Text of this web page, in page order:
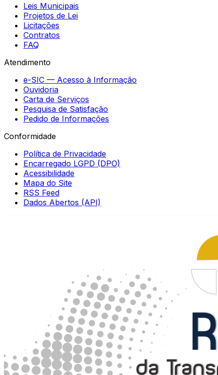
Leis Municipais
Projetos de Lei
Licitações
Contratos
FAQ
Atendimento
e-SIC — Acesso à Informação
Ouvidoria
Carta de Serviços
Pesquisa de Satisfação
Pedido de Informações
Conformidade
Política de Privacidade
Encarregado LGPD (DPO)
Acessibilidade
Mapa do Site
RSS Feed
Dados Abertos (API)